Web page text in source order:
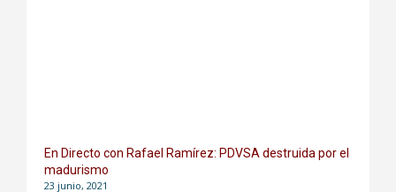
En Directo con Rafael Ramírez: PDVSA destruida por el
madurismo
23 junio, 2021